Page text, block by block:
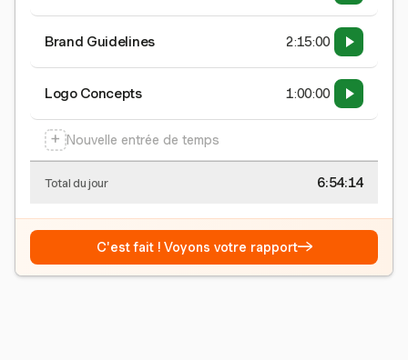
Brand Guidelines 2:15:00
Logo Concepts 1:00:00
+ Nouvelle entrée de temps
Total du jour 6:54:15
C'est fait ! Voyons votre rapport→